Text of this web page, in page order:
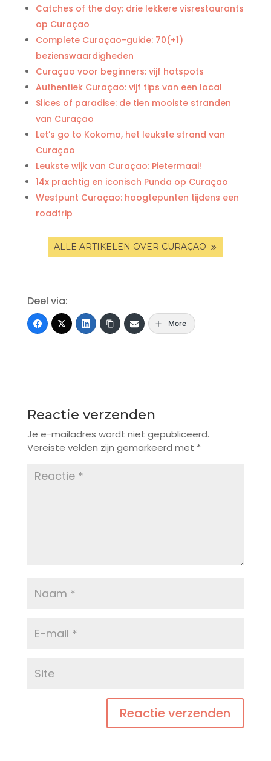
Catches of the day: drie lekkere visrestaurants
op Curaçao
Complete Curaçao-guide: 70(+1)
bezienswaardigheden
Curaçao voor beginners: vijf hotspots
Authentiek Curaçao: vijf tips van een local
Slices of paradise: de tien mooiste stranden
van Curaçao
Let’s go to Kokomo, het leukste strand van
Curaçao
Leukste wijk van Curaçao: Pietermaai!
14x prachtig en iconisch Punda op Curaçao
Westpunt Curaçao: hoogtepunten tijdens een
roadtrip
ALLE ARTIKELEN OVER CURAÇAO
Deel via:
More
Reactie verzenden
Je e-mailadres wordt niet gepubliceerd.
Vereiste velden zijn gemarkeerd met *